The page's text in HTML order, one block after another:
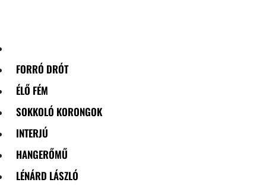
FORRÓ DRÓT
ÉLŐ FÉM
SOKKOLÓ KORONGOK
INTERJÚ
HANGERŐMŰ
LÉNÁRD LÁSZLÓ